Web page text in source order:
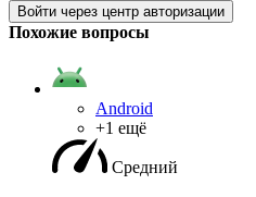
Войти через центр авторизации
Похожие вопросы
Android
+1 ещё
Средний